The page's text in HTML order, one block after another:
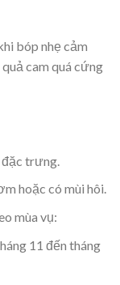
bóp nhẹ cảm
cam quá cứng
đặc trưng.
hoặc có mùi hôi.
mùa vụ:
11 đến tháng